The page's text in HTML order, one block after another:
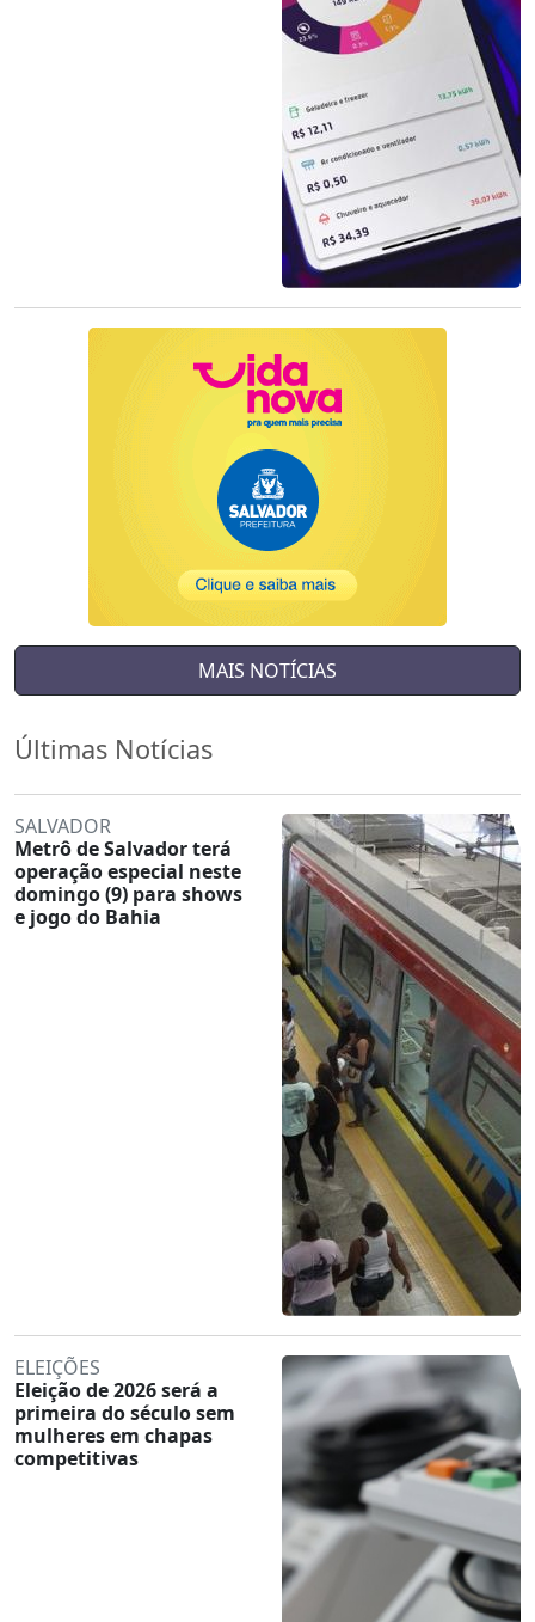
MAIS NOTÍCIAS
Últimas Notícias
SALVADOR
Metrô de Salvador terá
operação especial neste
domingo (9) para shows
e jogo do Bahia
ELEIÇÕES
Eleição de 2026 será a
primeira do século sem
mulheres em chapas
competitivas